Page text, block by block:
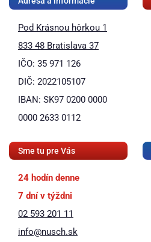
Pod Krásnou hôrkou 1
833 48 Bratislava 37
IČO: 35 971 126
DIČ: 2022105107
IBAN: SK97 0200 0000
0000 2633 0112
Sme tu pre Vás
24 hodín denne
7 dní v týždni
02 593 201 11
info@nusch.sk